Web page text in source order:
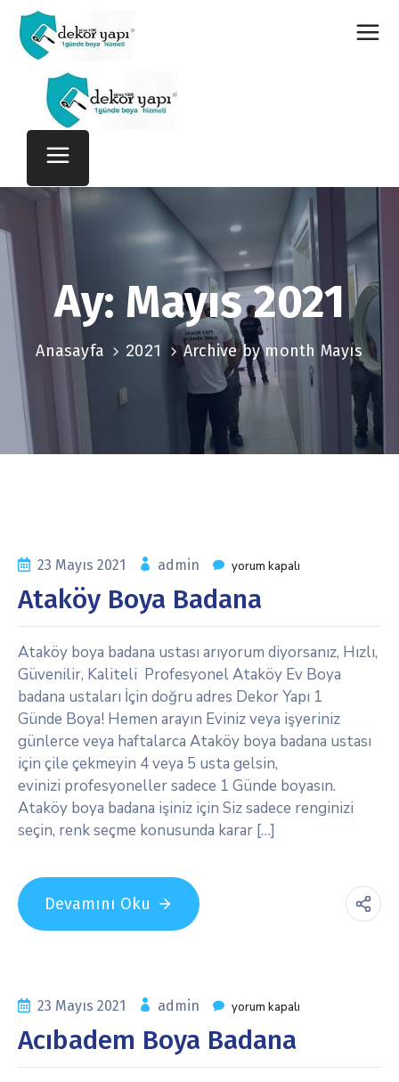
Ay: Mayıs 2021
Anasayfa 2021 Archive by month Mayıs
23 Mayıs 2021 admin yorum kapalı
Ataköy Boya Badana
Ataköy boya badana ustası arıyorum diyorsanız, Hızlı,
Güvenilir, Kaliteli Profesyonel Ataköy Ev Boya
badana ustaları İçin doğru adres Dekor Yapı 1
Günde Boya! Hemen arayın Eviniz veya işyeriniz
günlerce veya haftalarca Ataköy boya badana ustası
için çile çekmeyin 4 veya 5 usta gelsin,
evinizi profesyoneller sadece 1 Günde boyasın.
Ataköy boya badana işiniz için Siz sadece renginizi
seçin, renk seçme konusunda karar […]
Devamını Oku
23 Mayıs 2021 admin yorum kapalı
Acıbadem Boya Badana